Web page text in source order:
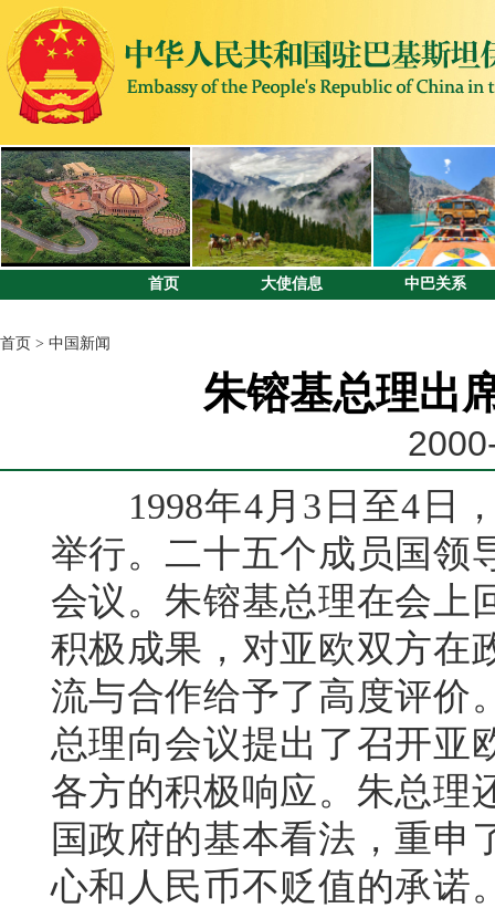
首页 大使信息 中巴关系
首页 > 中国新闻
朱镕基总理出
1998年4月3日至4日，
举行。二十五个成员国领
会议。朱镕基总理在会上
积极成果，对亚欧双方在
流与合作给予了高度评价
总理向会议提出了召开亚
各方的积极响应。朱总理
国政府的基本看法，重申
心和人民币不贬值的承诺